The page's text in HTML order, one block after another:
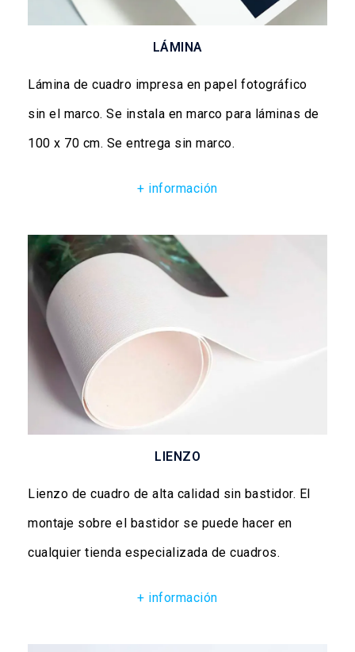
LÁMINA
Lámina de cuadro impresa en papel fotográfico
sin el marco. Se instala en marco para láminas de
100 x 70 cm. Se entrega sin marco.
+ información
LIENZO
Lienzo de cuadro de alta calidad sin bastidor. El
montaje sobre el bastidor se puede hacer en
cualquier tienda especializada de cuadros.
+ información